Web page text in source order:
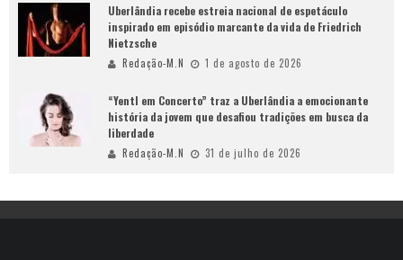
Uberlândia recebe estreia nacional de espetáculo
inspirado em episódio marcante da vida de Friedrich
Nietzsche
Redação-M.N 1 de agosto de 2026
“Yentl em Concerto” traz a Uberlândia a emocionante
história da jovem que desafiou tradições em busca da
liberdade
Redação-M.N 31 de julho de 2026